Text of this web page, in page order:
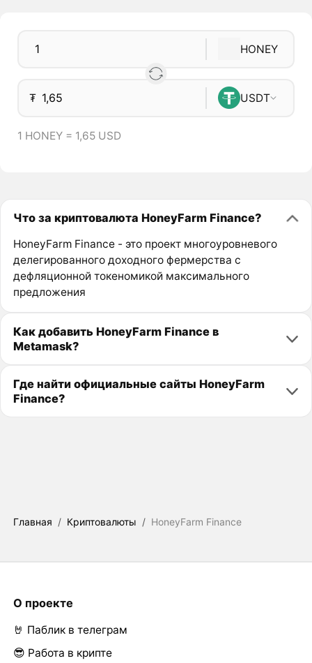
HONEY
₮ USDT
1 HONEY = 1,65 USD
Что за криптовалюта HoneyFarm Finance?
HoneyFarm Finance - это проект многоуровневого
делегированного доходного фермерства с
дефляционной токеномикой максимального
предложения
Как добавить HoneyFarm Finance в
Metamask?
Где найти официальные сайты HoneyFarm
Finance?
Главная / Криптовалюты / HoneyFarm Finance
О проекте
🤘 Паблик в телеграм
😎 Работа в крипте